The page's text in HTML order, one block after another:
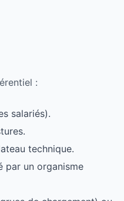
:
salariés).
technique.
par un organisme